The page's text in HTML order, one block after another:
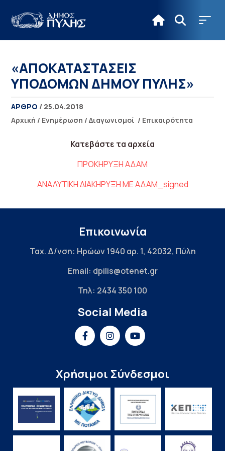
«ΑΠΟΚΑΤΑΣΤΑΣΕΙΣ
ΥΠΟΔΟΜΩΝ ΔΗΜΟΥ ΠΥΛΗΣ»
ΑΡΘΡΟ / 25.04.2018
Αρχική / Ενημέρωση /Διαγωνισμοί / Επικαιρότητα
Κατεβάστε τα αρχεία
ΠΡΟΚΗΡΥΞΗ ΑΔΑΜ
ΑΝΑΛΥΤΙΚΗ ΔΙΑΚΗΡΥΞΗ ΜΕ ΑΔΑΜ_signed
Επικοινωνία
Ταχ. Δ/νση: Ηρώων 1940 αρ. 1, 42032, Πύλη
Email: dpilis@otenet.gr
Τηλ: 2434 350 100
Social Media
Χρήσιμοι Σύνδεσμοι